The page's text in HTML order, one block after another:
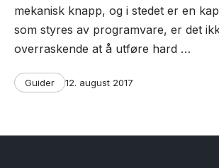
mekanisk knapp, og i stedet er en
som styres av programvare, er det
overraskende at å utføre hard …
Categories
Guider
Post
12. august 2017